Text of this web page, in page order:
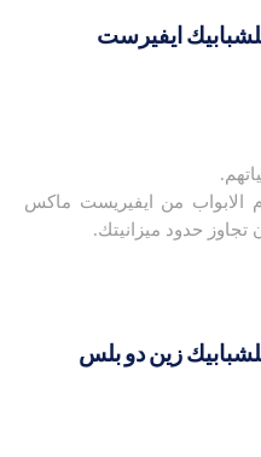
٦٠مم للشبابيك ايفيرست
الابواب من ايفيريست ماكس
تجاوز حدود ميزانيتك.